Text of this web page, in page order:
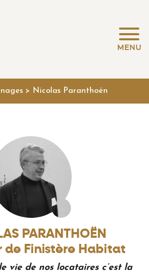
MENU
> Nicolas Paranthoën
PARANTHOËN
de Finistère Habitat
vie de nos locataires c’est la